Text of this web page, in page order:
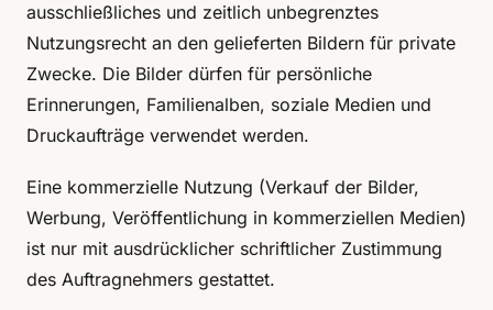
ausschließliches und zeitlich unbegrenztes
Nutzungsrecht an den gelieferten Bildern für private
Zwecke. Die Bilder dürfen für persönliche
Erinnerungen, Familienalben, soziale Medien und
Druckaufträge verwendet werden.
Eine kommerzielle Nutzung (Verkauf der Bilder,
Werbung, Veröffentlichung in kommerziellen Medien)
ist nur mit ausdrücklicher schriftlicher Zustimmung
des Auftragnehmers gestattet.